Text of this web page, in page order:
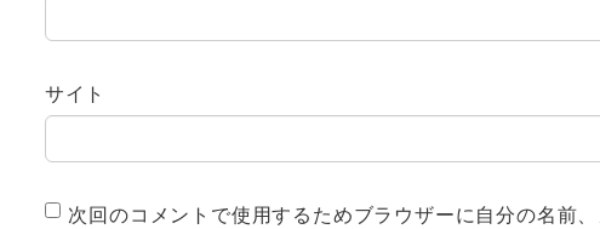
サイト
次回のコメントで使用するためブラウザーに自分の名前